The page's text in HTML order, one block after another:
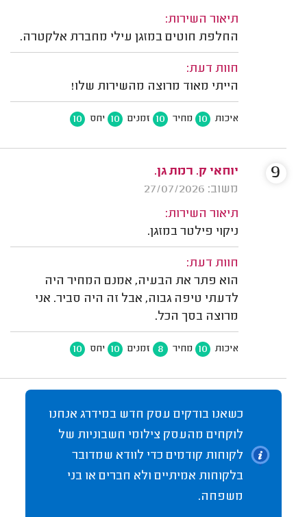
תיאור השירות:
החלפת חוטים במזגן עילי מחברת אלקטרה.
חוות דעת:
הייתי מאוד מרוצה מהשירות שלו!
איכות 10 מחיר 10 זמנים 10 יחס 10
יוחאי ק. רמת גן.
משוב: 27/07/2026
תיאור השירות:
ניקוי פילטר במזגן.
חוות דעת:
הוא פתר את הבעיה, אמנם המחיר היה
לדעתי טיפה גבוה, אבל זה היה סביר. אני
מרוצה בסך הכל.
איכות 10 מחיר 8 זמנים 10 יחס 10
9
כשאנו בודקים עסק חדש במידרג אנחנו
לוקחים מהעסק צילומי חשבוניות של
לקוחות קודמים כדי לוודא שמדובר
בלקוחות אמיתיים ולא חברים או בני
משפחה.